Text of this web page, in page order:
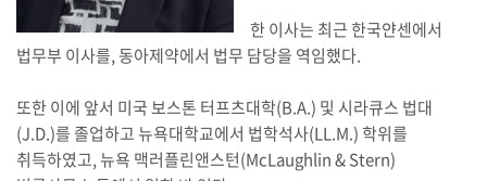
한 이사는 최근 한국얀센에서
법무부 이사를, 동아제약에서 법무 담당을 역임했다.
또한 이에 앞서 미국 보스톤 터프츠대학(B.A.) 및 시라큐스 법대
(J.D.)를 졸업하고 뉴욕대학교에서 법학석사(LL.M.) 학위를
취득하였고, 뉴욕 맥러플린앤스턴(McLaughlin & Stern)